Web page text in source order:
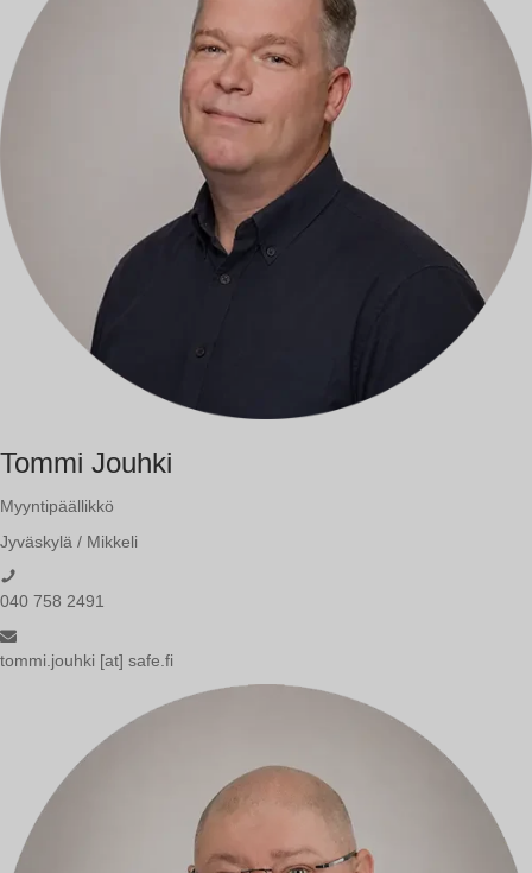
Tommi Jouhki
Myyntipäällikkö
Jyväskylä / Mikkeli
040 758 2491
tommi.jouhki [at] safe.fi